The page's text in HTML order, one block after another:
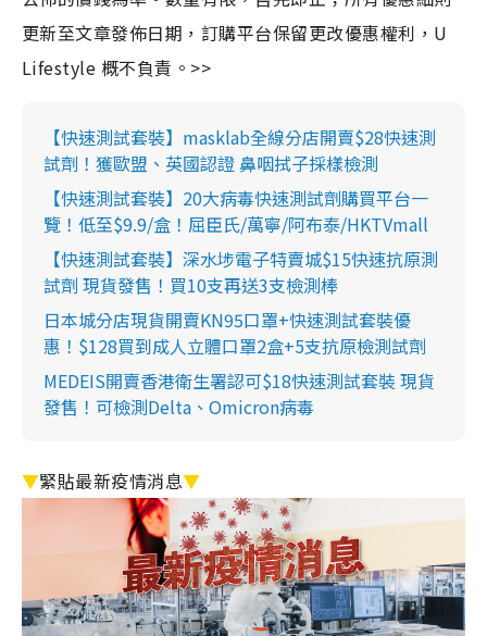
更新至文章發佈日期，訂購平台保留更改優惠權利，U
Lifestyle 概不負責。>>
【快速測試套裝】masklab全線分店開賣$28快速測
試劑！獲歐盟、英國認證 鼻咽拭子採樣檢測
【快速測試套裝】20大病毒快速測試劑購買平台一
覽！低至$9.9/盒！屈臣氏/萬寧/阿布泰/HKTVmall
【快速測試套裝】深水埗電子特賣城$15快速抗原測
試劑 現貨發售！買10支再送3支檢測棒
日本城分店現貨開賣KN95口罩+快速測試套裝優
惠！$128買到成人立體口罩2盒+5支抗原檢測試劑
MEDEIS開賣香港衛生署認可$18快速測試套裝 現貨
發售！可檢測Delta、Omicron病毒
▼緊貼最新疫情消息▼